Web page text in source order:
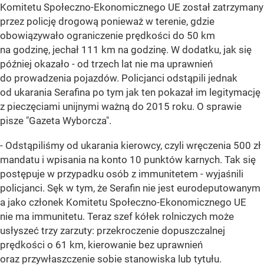
Komitetu Społeczno-Ekonomicznego UE został zatrzymany
przez policję drogową ponieważ w terenie, gdzie
obowiązywało ograniczenie prędkości do 50 km
na godzinę, jechał 111 km na godzinę. W dodatku, jak się
później okazało - od trzech lat nie ma uprawnień
do prowadzenia pojazdów. Policjanci odstąpili jednak
od ukarania Serafina po tym jak ten pokazał im legitymację
z pieczęciami unijnymi ważną do 2015 roku. O sprawie
pisze "Gazeta Wyborcza".
- Odstąpiliśmy od ukarania kierowcy, czyli wręczenia 500 zł
mandatu i wpisania na konto 10 punktów karnych. Tak się
postępuje w przypadku osób z immunitetem - wyjaśnili
policjanci. Sęk w tym, że Serafin nie jest eurodeputowanym
a jako członek Komitetu Społeczno-Ekonomicznego UE
nie ma immunitetu. Teraz szef kółek rolniczych może
usłyszeć trzy zarzuty: przekroczenie dopuszczalnej
prędkości o 61 km, kierowanie bez uprawnień
oraz przywłaszczenie sobie stanowiska lub tytułu.